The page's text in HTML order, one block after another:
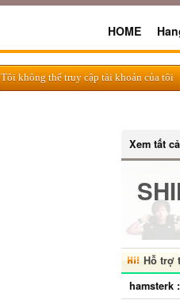
HOME
Tôi không thể truy cập tài khoản của tôi
Xem tất cả
Hỗ trợ
hamsterk :